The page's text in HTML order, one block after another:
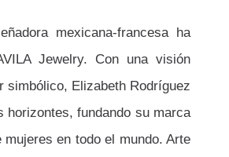
mexicana-francesa ha
Jewelry. Con una visión
simbólico, Elizabeth Rodríguez
fundando su marca
en todo el mundo. Arte